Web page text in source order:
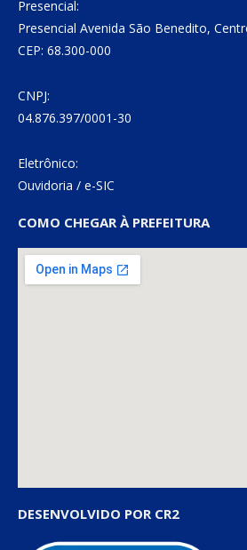
Presencial:
Presencial Avenida São Benedito,
CEP: 68.300-000
CNPJ:
04.876.397/0001-30
Eletrônico:
Ouvidoria / e-SIC
COMO CHEGAR À PREFEITURA
DESENVOLVIDO POR CR2